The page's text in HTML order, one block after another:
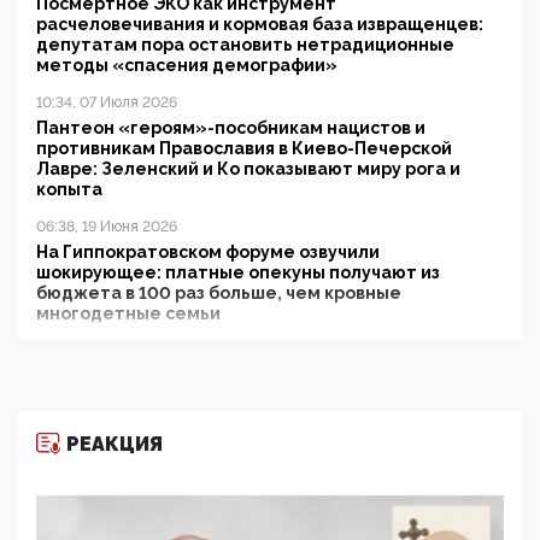
расчеловечивания и кормовая база извращенцев:
депутатам пора остановить нетрадиционные
методы «спасения демографии»
10:34, 07 Июля 2026
Пантеон «героям»-пособникам нацистов и
противникам Православия в Киево-Печерской
Лавре: Зеленский и Ко показывают миру рога и
копыта
06:38, 19 Июня 2026
На Гиппократовском форуме озвучили
шокирующее: платные опекуны получают из
бюджета в 100 раз больше, чем кровные
многодетные семьи
11:53, 09 Июня 2026
деятельность ИИТО ЮНЕСКО в России, но
цифроглобалисты продолжают определять
РЕАКЦИЯ